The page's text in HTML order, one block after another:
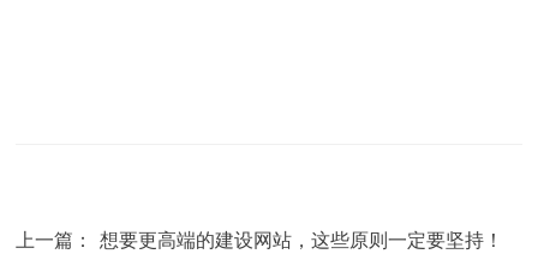
上一篇：
想要更高端的建设网站，这些原则一定要坚持！